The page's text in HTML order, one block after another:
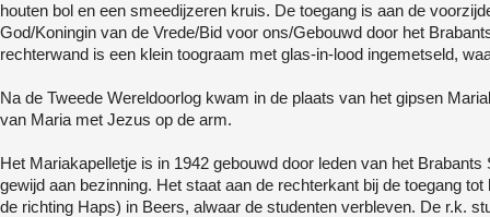
houten bol en een smeedijzeren kruis. De toegang is aan de
God/Koningin van de Vrede/Bid voor ons/Gebouwd door het
rechterwand is een klein toograam met glas-in-lood ingemetseld,
Na de Tweede Wereldoorlog kwam in de plaats van het gipsen
van Maria met Jezus op de arm.
Het Mariakapelletje is in 1942 gebouwd door leden van het
gewijd aan bezinning. Het staat aan de rechterkant bij de toegang
de richting Haps) in Beers, alwaar de studenten verbleven. De r.k.